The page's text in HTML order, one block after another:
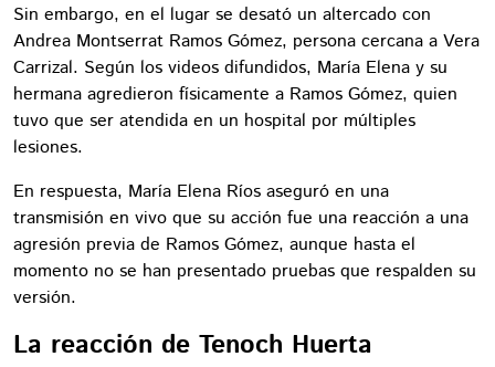
Sin embargo, en el lugar se desató un altercado con
Andrea Montserrat Ramos Gómez, persona cercana a Vera
Carrizal. Según los videos difundidos, María Elena y su
hermana agredieron físicamente a Ramos Gómez, quien
tuvo que ser atendida en un hospital por múltiples
lesiones.
En respuesta, María Elena Ríos aseguró en una
transmisión en vivo que su acción fue una reacción a una
agresión previa de Ramos Gómez, aunque hasta el
momento no se han presentado pruebas que respalden su
versión.
La reacción de Tenoch Huerta